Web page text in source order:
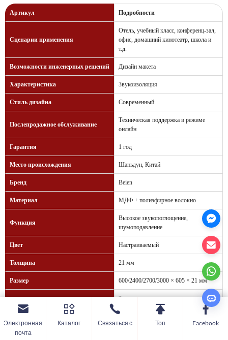
Артикул Подробности
Сценарии применения
Отель, учебный класс, конференц-зал,
офис, домашний кинотеатр, школа и
т.д.
Возможности инженерных решений Дизайн макета
Характеристика Звукоизоляция
Стиль дизайна Современный
Послепродажное обслуживание
Техническая поддержка в режиме
онлайн
Гарантия 1 год
Место происхождения Шаньдун, Китай
Бренд Beien
Материал МДФ + полиэфирное волокно
Функция
Высокое звукопоглощение,
шумоподавление
Цвет Настраиваемый
Толщина 21 мм
Размер 600/2400/2700/3000 × 605 × 21 мм
Использование
Звукоизоляция внутренних
Тип Звукоизоляционная пена
Электронная
почта
Каталог Связаться с Топ Facebook